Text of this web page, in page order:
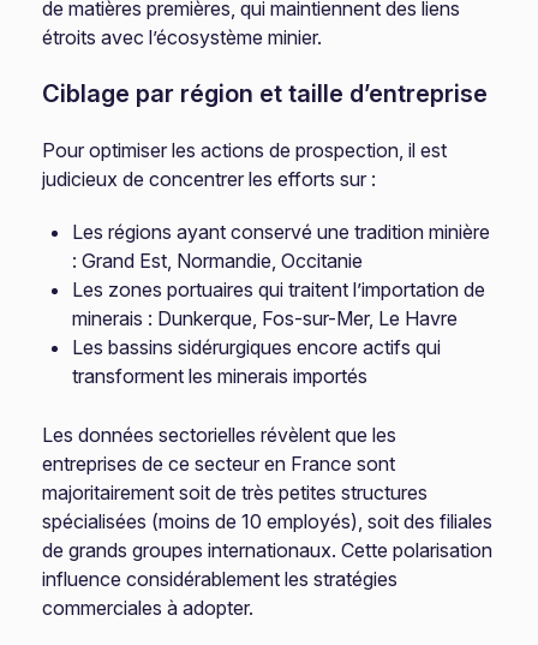
de matières premières, qui maintiennent des liens
étroits avec l’écosystème minier.
Ciblage par région et taille d’entreprise
Pour optimiser les actions de prospection, il est
judicieux de concentrer les efforts sur :
Les régions ayant conservé une tradition minière
: Grand Est, Normandie, Occitanie
Les zones portuaires qui traitent l’importation de
minerais : Dunkerque, Fos-sur-Mer, Le Havre
Les bassins sidérurgiques encore actifs qui
transforment les minerais importés
Les données sectorielles révèlent que les
entreprises de ce secteur en France sont
majoritairement soit de très petites structures
spécialisées (moins de 10 employés), soit des filiales
de grands groupes internationaux. Cette polarisation
influence considérablement les stratégies
commerciales à adopter.